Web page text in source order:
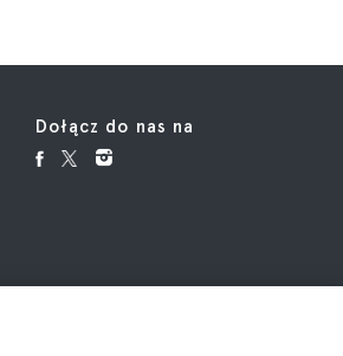
Dołącz do nas na